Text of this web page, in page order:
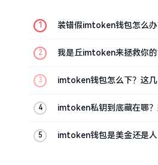
装错假imtoken钱包怎么
我是丘imtoken来拯救你
imtoken钱包怎么下？这
imtoken私钥到底藏在哪
imtoken钱包是美金还是